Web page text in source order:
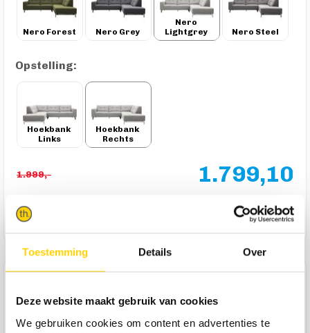
Toestemming Details Over
Deze website maakt gebruik van cookies
We gebruiken cookies om content en advertenties te
Nero Forest Nero Grey
Nero
Lightgrey
Nero Steel
Opstelling:
Hoekbank
Links
Hoekbank
Rechts
1.799,10
1.999,-
Als je op zoek bent naar een comfortabele bank met een
modern design die jarenlang meegaat, dan zit je met bank